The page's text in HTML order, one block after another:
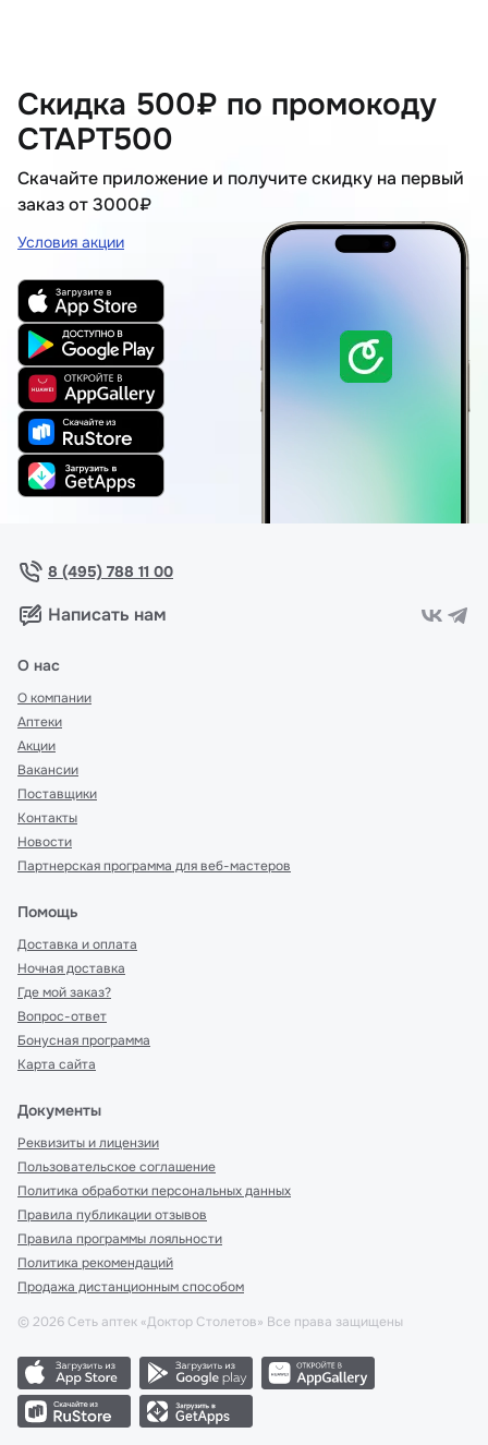
Скидка 500₽ по промокоду
СТАРТ500
Скачайте приложение и получите скидку на первый
заказ от 3000₽
Условия акции
8 (495) 788 11 00
Написать нам
О нас
О компании
Аптеки
Акции
Вакансии
Поставщики
Контакты
Новости
Партнерская программа для веб-мастеров
Помощь
Доставка и оплата
Ночная доставка
Где мой заказ?
Вопрос-ответ
Бонусная программа
Карта сайта
Документы
Реквизиты и лицензии
Пользовательское соглашение
Политика обработки персональных данных
Правила публикации отзывов
Правила программы лояльности
Политика рекомендаций
Продажа дистанционным способом
© 2026 Сеть аптек «Доктор Столетов» Все права защищены